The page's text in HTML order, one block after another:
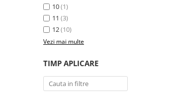
10(1)
11 (3)
12(10)
Vezi mai multe
TIMP APLICARE